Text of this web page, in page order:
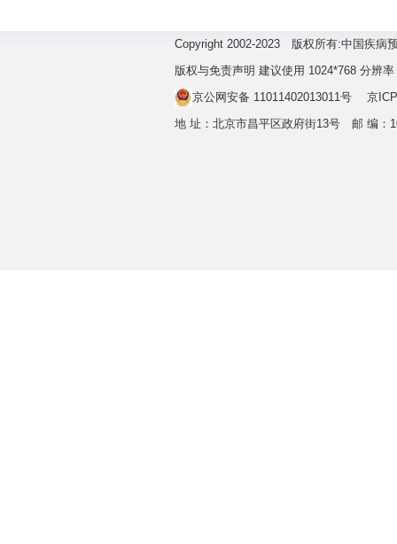
Copyright 2002-2023 版权所有:中国疾病
版权与免责声明 建议使用 1024*768 分辨
京公网安备 11011402013011号
京
地 址：北京市昌平区政府街13号 邮 编：